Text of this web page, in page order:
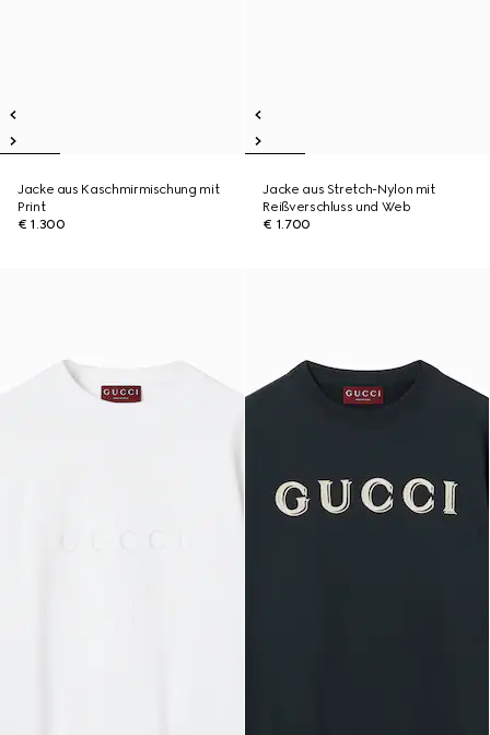
Jacke aus Kaschmirmischung mit
Print
€ 1.300
Jacke aus Stretch-Nylon mit
Reißverschluss und Web
€ 1.700